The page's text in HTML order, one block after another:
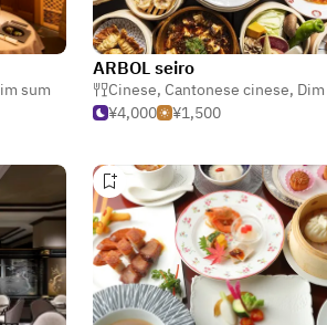
sum
ARBOL seiro
Cinese, Cantonese cinese,
¥4,000
¥1,500